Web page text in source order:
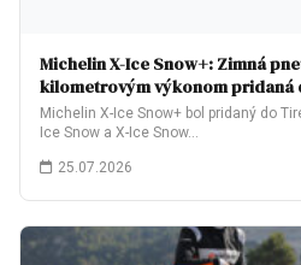
Michelin X-Ice Snow+: Zimná
kilometrovým výkonom pridaná
Michelin X-Ice Snow+ bol pridaný do
Ice Snow a X-Ice Snow…
25.07.2026